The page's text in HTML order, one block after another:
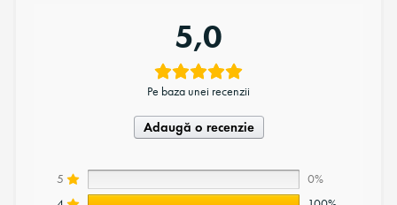
5,0
Pe baza unei recenzii
Adaugă o recenzie
5
0%